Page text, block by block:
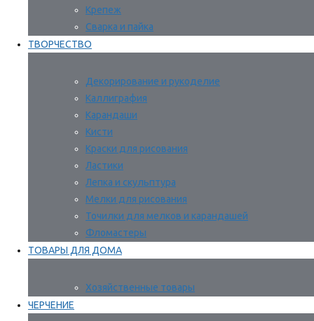
Крепеж
Сварка и пайка
ТВОРЧЕСТВО
Декорирование и рукоделие
Каллиграфия
Карандаши
Кисти
Краски для рисования
Ластики
Лепка и скульптура
Мелки для рисования
Точилки для мелков и карандашей
Фломастеры
ТОВАРЫ ДЛЯ ДОМА
Хозяйственные товары
ЧЕРЧЕНИЕ